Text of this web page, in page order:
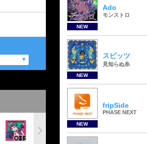
NEW
Ado
モンストロ
NEW
スピッツ
見知らぬ糸
NEW
fripSide
PHASE NEXT